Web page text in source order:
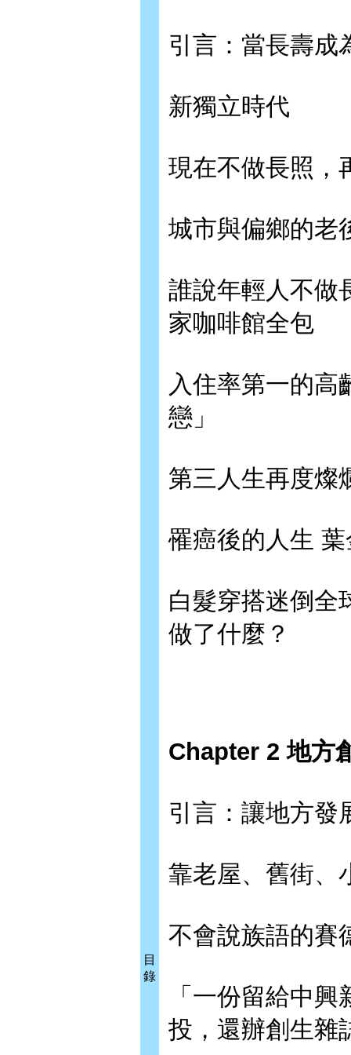
目
錄
引言：當長壽成
新獨立時代
現在不做長照，
城市與偏鄉的老
誰說年輕人不做
家咖啡館全包
入住率第一的高
戀」
第三人生再度燦
罹癌後的人生
白髮穿搭迷倒全
做了什麼？
Chapter 2 地方
引言：讓地方發
靠老屋、舊街、
不會說族語的賽
「一份留給中
投，還辦創生雜